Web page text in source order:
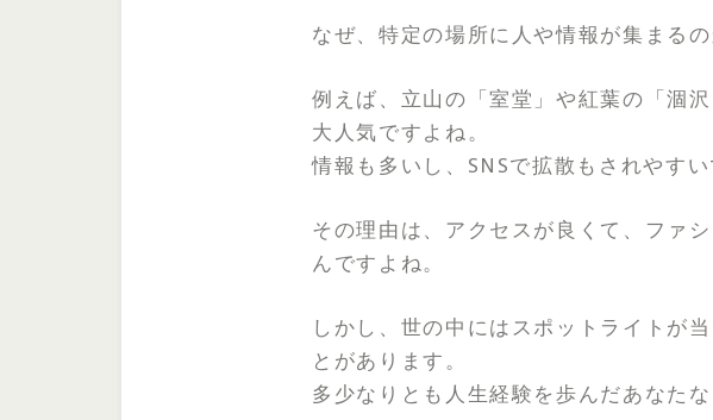
なぜ、特定の場所に人や情報が集まる
例えば、立山の「室堂」や紅葉の「涸沢
大人気ですよね。
情報も多いし、SNSで拡散もされやすい
その理由は、アクセスが良くて、ファ
んですよね。
しかし、世の中にはスポットライトが
とがあります。
多少なりとも人生経験を歩んだあなた